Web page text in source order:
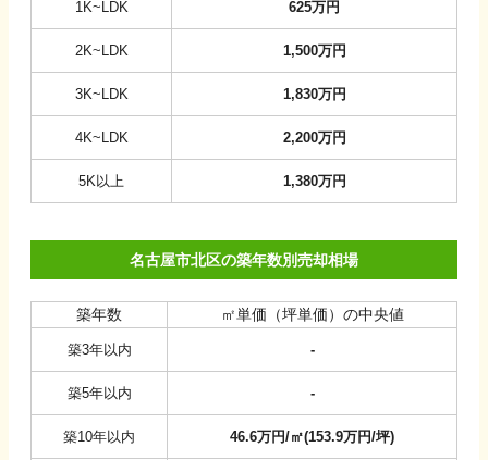
1K~LDK 625万円
2K~LDK 1,500万円
3K~LDK 1,830万円
4K~LDK 2,200万円
5K以上 1,380万円
名古屋市北区の築年数別売却相場
築年数 ㎡単価（坪単価）の中央値
築3年以内 -
築5年以内 -
築10年以内 46.6万円/㎡(153.9万円/坪)